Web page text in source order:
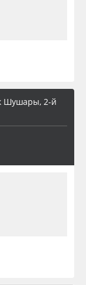
Шушары, 2-й